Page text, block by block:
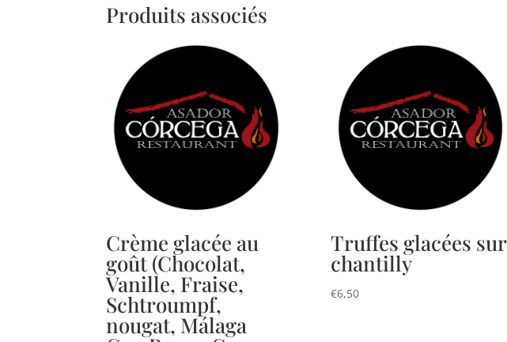
Produits associés
Crème glacée au
goût (Chocolat,
Vanille, Fraise,
Schtroumpf,
nougat, Málaga
Truffes glacées sur
chantilly
€6,50